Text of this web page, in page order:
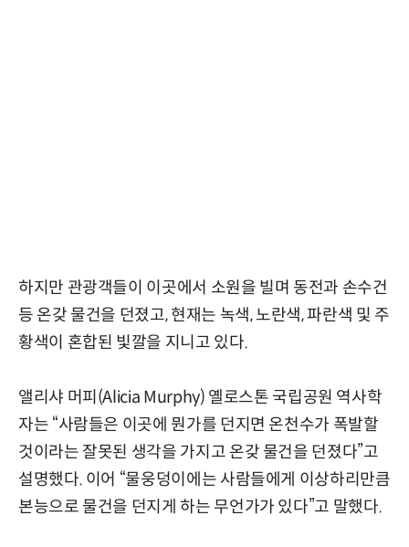
하지만 관광객들이 이곳에서 소원을 빌며 동전과 손수건
등 온갖 물건을 던졌고, 현재는 녹색, 노란색, 파란색 및 주
황색이 혼합된 빛깔을 지니고 있다.
앨리샤 머피(Alicia Murphy) 옐로스톤 국립공원 역사학
자는 “사람들은 이곳에 뭔가를 던지면 온천수가 폭발할
것이라는 잘못된 생각을 가지고 온갖 물건을 던졌다”고
설명했다. 이어 “물웅덩이에는 사람들에게 이상하리만큼
본능으로 물건을 던지게 하는 무언가가 있다”고 말했다.